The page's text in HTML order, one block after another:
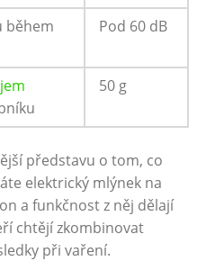
během
Pod 60 dB
50 g
představu o tom, co
elektrický mlýnek na
a funkčnost z něj dělají
chtějí zkombinovat
při vaření.